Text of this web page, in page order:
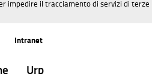
impedire il tracciamento di servizi di terze
Intranet
Urp